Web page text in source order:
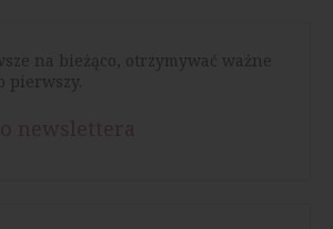
na bieżąco, otrzymywać ważne
pierwszy.